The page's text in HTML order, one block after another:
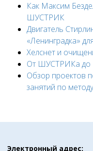
Как Максим
ШУСТРИК
Двигатель
«Ленинградка»
Хелснет и
От ШУСТРИКа до
Обзор проектов
занятий по
Электронный адрес: